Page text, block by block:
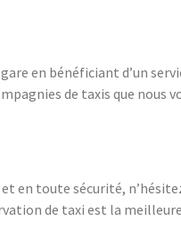
en bénéficiant d’un
de taxis que
en toute sécurité,
de taxi est la